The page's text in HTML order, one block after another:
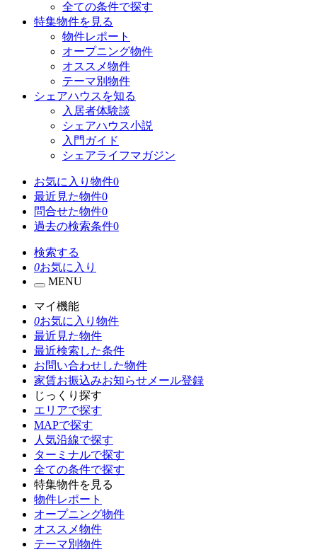
全ての条件で探す
特集物件を見る
物件レポート
オープニング物件
オススメ物件
テーマ別物件
シェアハウスを知る
入居者体験談
シェアハウス小説
入門ガイド
シェアライフマガジン
お気に入り物件0
最近見た物件0
問合せた物件0
過去の検索条件0
検索する
0お気に入り
MENU
マイ機能
0お気に入り物件
最近見た物件
最近検索した条件
お問い合わせした物件
家賃お振込みお知らせメール登録
じっくり探す
エリアで探す
MAPで探す
人気沿線で探す
ターミナルで探す
全ての条件で探す
特集物件を見る
物件レポート
オープニング物件
オススメ物件
テーマ別物件